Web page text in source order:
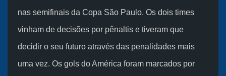
nas semifinais da Copa São Paulo. Os dois times
vinham de decisões por pênaltis e tiveram que
decidir o seu futuro através das penalidades mais
uma vez. Os gols do América foram marcados por